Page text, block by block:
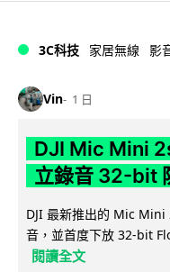
3C科技 家居無線 影
Vin 1 日
DJI Mic Mini
立錄音 32-bit
DJI 最新推出的 Mic Mini
音，並首度下放 32-bit
閱讀全文